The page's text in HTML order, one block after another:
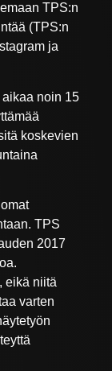
TPS:n
(TPS:n
ja
noin 15
koskevien
TPS
2017
eikä niitä
varten